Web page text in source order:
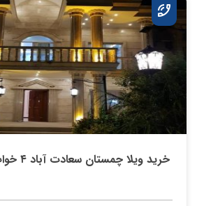
خرید ویلا چمستان سعادت آباد ۴ خواب تریبلکس سند دار